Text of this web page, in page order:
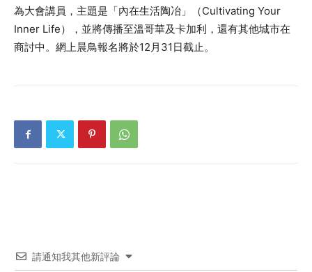
為大會講員，主題是「內在生活陶冶」（Cultivating Your
Inner Life），並將傳播至溫哥華及卡加利，還有其他城市在
商討中。網上晨鳥報名將於12月31日截止。
請通知我其他新評論